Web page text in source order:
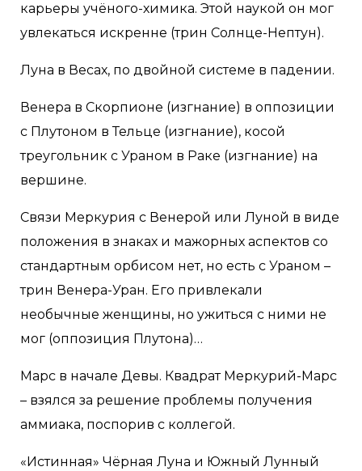
карьеры учёного-химика. Этой наукой он мог
увлекаться искренне (трин Солнце-Нептун).
Луна в Весах, по двойной системе в падении.
Венера в Скорпионе (изгнание) в оппозиции
с Плутоном в Тельце (изгнание), косой
треугольник с Ураном в Раке (изгнание) на
вершине.
Связи Меркурия с Венерой или Луной в виде
положения в знаках и мажорных аспектов со
стандартным орбисом нет, но есть с Ураном –
трин Венера-Уран. Его привлекали
необычные женщины, но ужиться с ними не
мог (оппозиция Плутона)…
Марс в начале Девы. Квадрат Меркурий-Марс
– взялся за решение проблемы получения
аммиака, поспорив с коллегой.
«Истинная» Чёрная Луна и Южный Лунный